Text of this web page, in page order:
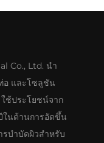
Co., Ltd. นำ
อ และโซลูชัน
ช้ประโยชน์จาก
ในด้านการอัดขึ้น
รบำบัดผิวสำหรับ